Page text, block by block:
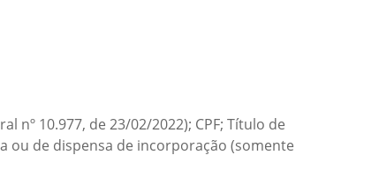
10.977, de 23/02/2022); CPF; Título de
ou de dispensa de incorporação (somente